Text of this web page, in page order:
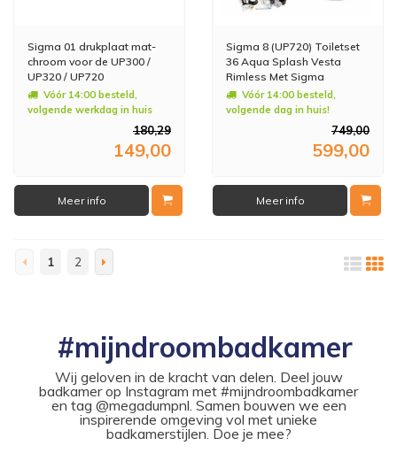
Sigma 01 drukplaat mat-
chroom voor de UP300 /
UP320 / UP720
inbouwreservoir
Vóór 14:00 besteld,
volgende werkdag in huis
180,29
149,00
Meer info
Sigma 8 (UP720) Toiletset
36 Aqua Splash Vesta
Rimless Met Sigma
Drukplaat
Vóór 14:00 besteld,
volgende dag in huis!
749,00
599,00
Meer info
1 2
#mijndroombadkamer
Wij geloven in de kracht van delen. Deel jouw
badkamer op Instagram met #mijndroombadkamer
en tag @megadumpnl. Samen bouwen we een
inspirerende omgeving vol met unieke
badkamerstijlen. Doe je mee?